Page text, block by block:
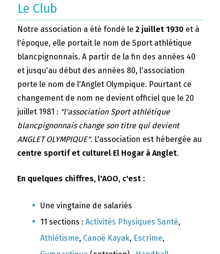
Le Club
Notre association a été fondé le 2 juillet 1930 et à
l'époque, elle portait le nom de Sport athlétique
blancpignonnais. A partir de la fin des années 40
et jusqu'au début des années 80, l'association
porte le nom de l'Anglet Olympique. Pourtant ce
changement de nom ne devient officiel que le 20
juillet 1981 : "l'association Sport athlétique
blancpignonnais change son titre qui devient
ANGLET OLYMPIQUE". L'association est hébergée au
centre sportif et culturel El Hogar à Anglet.
En quelques chiffres, l'AOO, c'est :
Une vingtaine de salariés
11 sections : Activités Physiques Santé,
Athlétisme, Canoë Kayak, Escrime,